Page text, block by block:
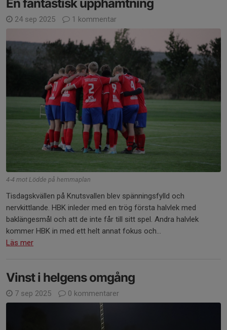
En fantastisk upphämtning
24 sep 2025 1 kommentar
4-4 mot Lödde på hemmaplan
Tisdagskvällen på Knutsvallen blev spänningsfylld och
nervkittlande. HBK inleder med en trög första halvlek med
baklängesmål och att de inte får till sitt spel. Andra halvlek
kommer HBK in med ett helt annat fokus och...
Läs mer
Vinst i helgens omgång
7 sep 2025 0 kommentarer